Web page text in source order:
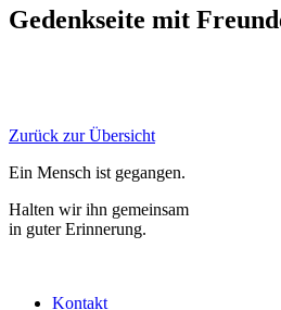
Gedenkseite mit
Zurück zur Übersicht
Ein Mensch ist gegangen.
Halten wir ihn gemeinsam
in guter Erinnerung.
Kontakt